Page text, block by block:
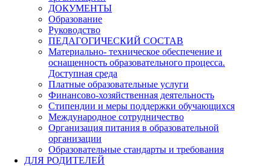
ДОКУМЕНТЫ
Образование
Руководство
ПЕДАГОГИЧЕСКИЙ СОСТАВ
Материально- техническое обеспечение и
оснащенность образовательного процесса.
Доступная среда
Платные образовательные услуги
Финансово-хозяйственная деятельность
Стипендии и меры поддержки обучающихся
Международное сотрудничество
Организация питания в образовательной
организации
Образовательные стандарты и требования
ДЛЯ РОДИТЕЛЕЙ